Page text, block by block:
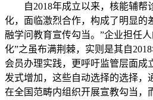
自2018年成立以来，核能辅帮
化，面临激烈合作，构成了明显的
融学问教育宣传勾当。”企业担任
化”之虽布满荆棘，实则是其自
会员办理实践，更呼吁监管层面成
发式增加，这些自动选择的选择，
在全国范畴内组织开展宣教勾当，